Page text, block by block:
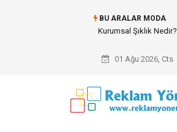
BU ARALAR MODA
Kurumsal Şıklık Nedir?
01 Ağu 2026, Cts